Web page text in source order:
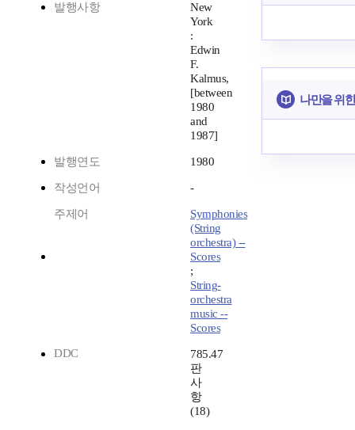
발행사항
New
York
:
Edwin
F.
Kalmus,
[between
1980
and
1987]
발행연도 1980
작성언어 -
주제어
Symphonies
(String
orchestra) --
Scores
;
String-
orchestra
music --
Scores
DDC
785.47
판
사
항
(18)
나만을 위